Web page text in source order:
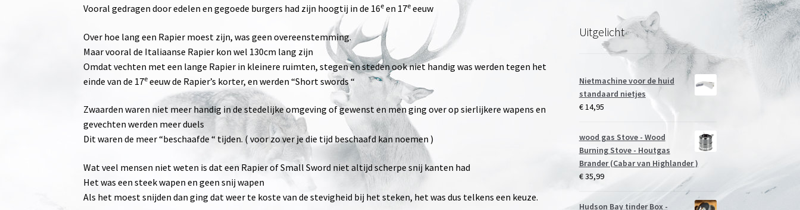
Vooral gedragen door edelen en gegoede burgers had zijn hoogtij in de 16e en 17e eeuw
Over hoe lang een Rapier moest zijn, was geen overeenstemming.
Maar vooral de Italiaanse Rapier kon wel 130cm lang zijn
Omdat vechten met een lange Rapier in kleinere ruimten, stegen en steden ook niet handig was werden tegen het
einde van de 17e eeuw de Rapier’s korter, en werden “Short swords “
Zwaarden waren niet meer handig in de stedelijke omgeving of gewenst en men ging over op sierlijkere wapens en
gevechten werden meer duels
Dit waren de meer “beschaafde “ tijden. ( voor zo ver je die tijd beschaafd kan noemen )
Wat veel mensen niet weten is dat een Rapier of Small Sword niet altijd scherpe snij kanten had
Het was een steek wapen en geen snij wapen
Als het moest snijden dan ging dat weer te koste van de stevigheid bij het steken, het was dus telkens een keuze.
Uitgelicht
Nietmachine voor de huid
standaard nietjes
€14,95
wood gas Stove - Wood
Burning Stove - Houtgas
Brander (Cabar van Highlander )
€35,99
Hudson Bay tinder Box -